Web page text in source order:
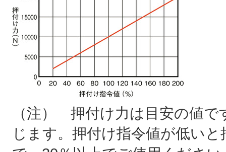
（注） 押付け力は目安の値で
じます。押付け指令値が低い